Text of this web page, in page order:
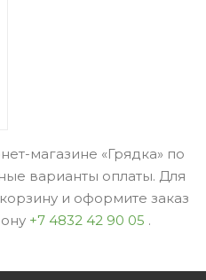
магазине «Грядка» по
варианты оплаты. Для
и оформите заказ
+7 4832 42 90 05 .